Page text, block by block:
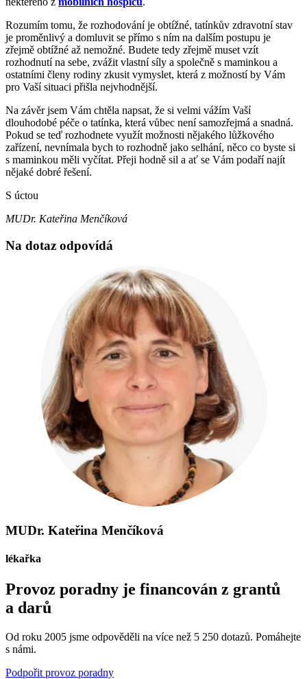
Rozumím tomu, že rozhodování je obtížné, tatínkův zdravotní stav
je proměnlivý a domluvit se přímo s ním na dalším postupu je
zřejmě obtížné až nemožné. Budete tedy zřejmě muset vzít
rozhodnutí na sebe, zvážit vlastní síly a společně s maminkou a
ostatními členy rodiny zkusit vymyslet, která z možností by Vám
pro Vaší situaci přišla nejvhodnější.
Na závěr jsem Vám chtěla napsat, že si velmi vážím Vaší
dlouhodobé péče o tatínka, která vůbec není samozřejmá a snadná.
Pokud se teď rozhodnete využít možnosti nějakého lůžkového
zařízení, nevnímala bych to rozhodně jako selhání, něco co byste si
s maminkou měli vyčítat. Přeji hodně sil a ať se Vám podaří najít
nějaké dobré řešení.
S úctou
MUDr. Kateřina Menčíková
Na dotaz odpovídá
MUDr. Kateřina Menčíková
lékařka
Provoz poradny je financován z grantů
a darů
Od roku 2005 jsme odpověděli na více než 5 250 dotazů. Pomáhejte
s námi.
Podpořit provoz poradny